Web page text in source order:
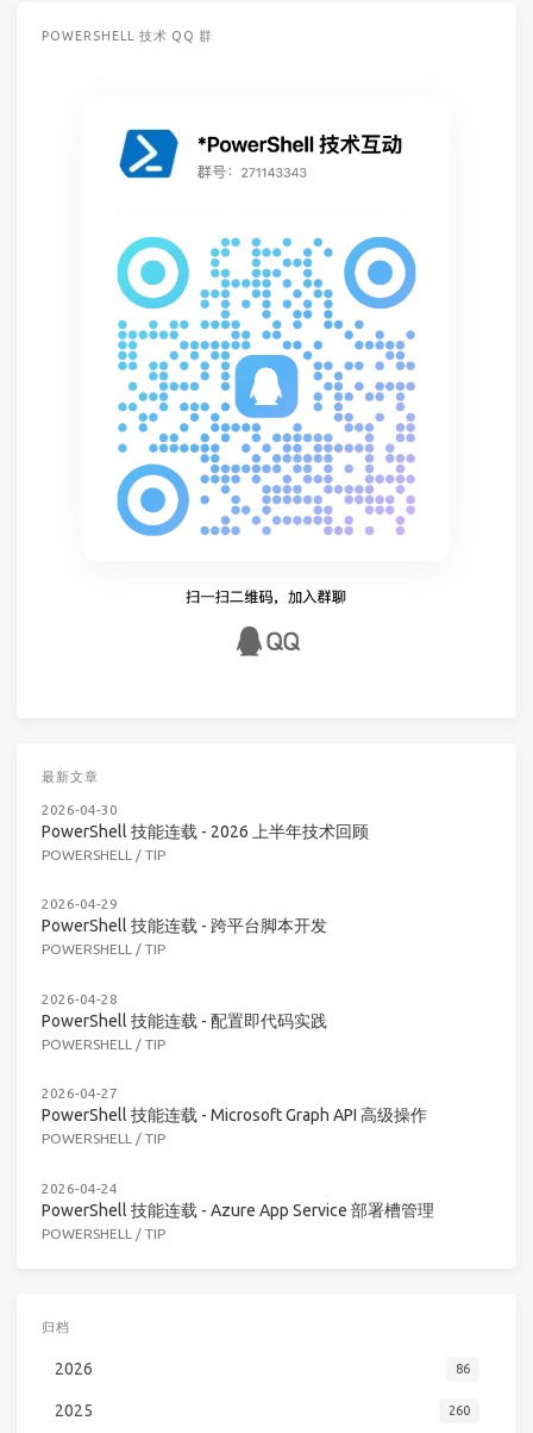
POWERSHELL 技术 QQ 群
最新文章
2026-04-30
PowerShell 技能连载 - 2026 上半年技术回顾
POWERSHELL / TIP
2026-04-29
PowerShell 技能连载 - 跨平台脚本开发
POWERSHELL / TIP
2026-04-28
PowerShell 技能连载 - 配置即代码实践
POWERSHELL / TIP
2026-04-27
PowerShell 技能连载 - Microsoft Graph API 高级操作
POWERSHELL / TIP
2026-04-24
PowerShell 技能连载 - Azure App Service 部署槽管理
POWERSHELL / TIP
归档
2026 86
2025 260